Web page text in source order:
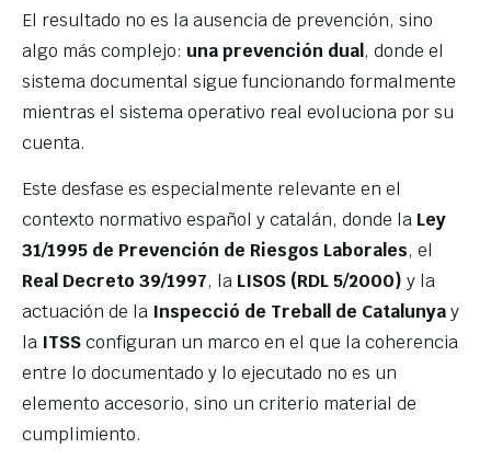
El resultado no es la ausencia de prevención, sino
algo más complejo: una prevención dual, donde el
sistema documental sigue funcionando formalmente
mientras el sistema operativo real evoluciona por su
cuenta.
Este desfase es especialmente relevante en el
contexto normativo español y catalán, donde la Ley
31/1995 de Prevención de Riesgos Laborales, el
Real Decreto 39/1997, la LISOS (RDL 5/2000) y la
actuación de la Inspecció de Treball de Catalunyay
la ITSSconfiguran un marco en el que la coherencia
entre lo documentado y lo ejecutado no es un
elemento accesorio, sino un criterio material de
cumplimiento.